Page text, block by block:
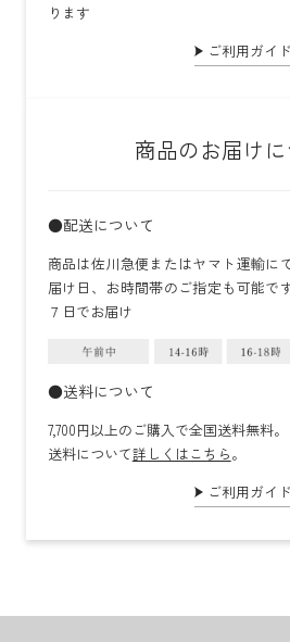
ります
ご利用ガイド
商品のお届け
●配送について
商品は佐川急便またはヤマト運輸に
届け日、お時間帯のご指定も可能で
７日でお届け
●送料について
7,700円以上のご購入で全国送料無料。
送料について詳しくはこちら。
ご利用ガイド